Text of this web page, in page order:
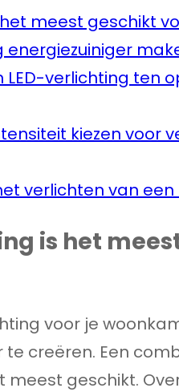
meest geschikt
energiezuiniger
LED-verlichting ten
kiezen voor
verlichten van
is het
voor je
creëren. Een
meest geschikt.